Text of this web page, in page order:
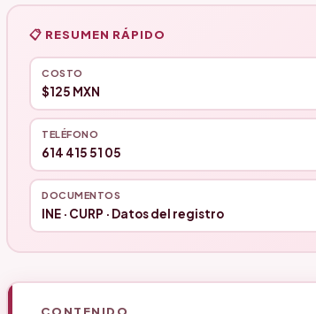
📋 RESUMEN RÁPIDO
COSTO
$125 MXN
TELÉFONO
614 415 51 05
DOCUMENTOS
INE · CURP · Datos del registro
CONTENIDO